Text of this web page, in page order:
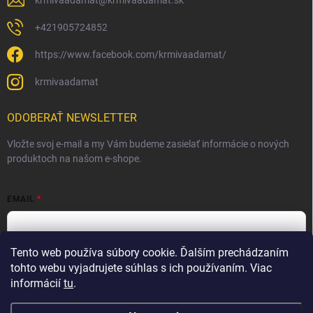
Tento web používa súbory cookie. Ďalším prechádzaním
tohto webu vyjadrujete súhlas s ich používaním. Viac
informácií tu.
+421905724852
https://www.facebook.com/krmivaadamat/
krmivaadamat
ODOBERAŤ NEWSLETTER
Vložte svoj e-mail a my Vám budeme zasielať informácie o nových
produktoch na našom e-shope.
EMAIL
Vložením e-mailu súhlasíte spodmienkami ochrany osobných
údajov
Prihlásiť sa